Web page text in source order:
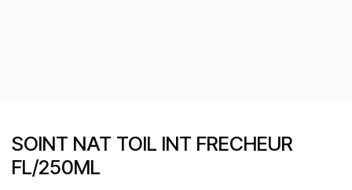
SOINT NAT TOIL INT FRECHEUR
FL/250ML